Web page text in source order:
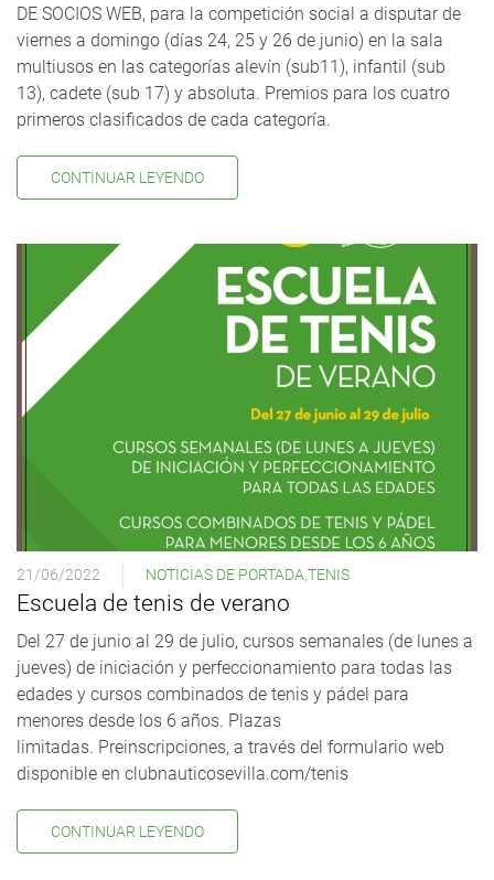
DE SOCIOS WEB, para la competición social a disputar de
viernes a domingo (días 24, 25 y 26 de junio) en la sala
multiusos en las categorías alevín (sub11), infantil (sub
13), cadete (sub 17) y absoluta. Premios para los cuatro
primeros clasificados de cada categoría.
CONTINUAR LEYENDO
21/06/2022 NOTICIAS DE PORTADA,TENIS
Escuela de tenis de verano
Del 27 de junio al 29 de julio, cursos semanales (de lunes a
jueves) de iniciación y perfeccionamiento para todas las
edades y cursos combinados de tenis y pádel para
menores desde los 6 años. Plazas
limitadas. Preinscripciones, a través del formulario web
disponible en clubnauticosevilla.com/tenis
CONTINUAR LEYENDO